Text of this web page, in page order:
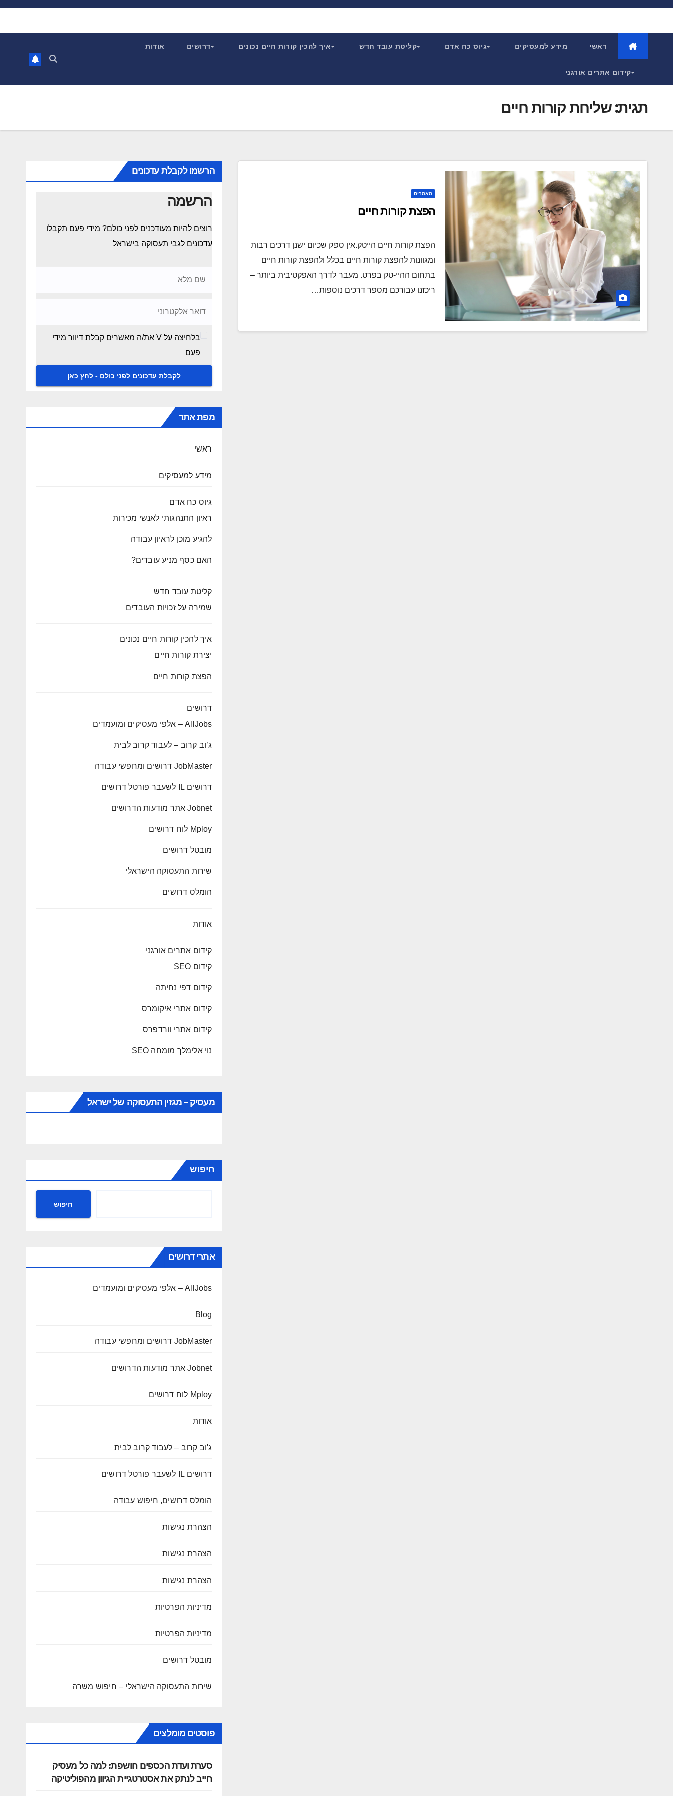
Skip
ראשי מידע למעסיקים גיוס כח אדם קליטת עובד חדש איך להכין קורות חיים נכונים דרושים אודות
קידום אתרים אורגני
תגית:שליחת קורות חיים
מאמרים
הפצת קורות חיים
הפצת קורות חיים הייטק.אין ספק שכיום ישנן דרכים רבות
ומגוונות להפצת קורות חיים בכלל ולהפצת קורות חיים
בתחום ההיי-טק בפרט. מעבר לדרך האפקטיבית ביותר –
ריכזנו עבורכם מספר דרכים נוספות…
הרשמו לקבלת עדכונים
הרשמה
רוצים להיות מעודכנים לפני כולם? מידי פעם תקבלו
עדכונים לגבי תעסוקה בישראל
בלחיצה על V את/ה מאשרים קבלת דיוור מידי
פעם
מפת אתר
ראשי
מידע למעסיקים
גיוס כח אדם
ראיון התנהגותי לאנשי מכירות
להגיע מוכן לראיון עבודה
האם כסף מניע עובדים?
קליטת עובד חדש
שמירה על זכויות העובדים
איך להכין קורות חיים נכונים
יצירת קורות חיים
הפצת קורות חיים
דרושים
AllJobs – אלפי מעסיקים ומועמדים
ג’וב קרוב – לעבוד קרוב לבית
JobMaster דרושים ומחפשי עבודה
דרושים IL לשעבר פורטל דרושים
Jobnet אתר מודעות הדרושים
Mploy לוח דרושים
מובטל דרושים
שירות התעסוקה הישראלי
הומלס דרושים
אודות
קידום אתרים אורגני
קידום SEO
קידום דפי נחיתה
קידום אתרי איקומרס
קידום אתרי וורדפרס
נוי אלימלך מומחה SEO
מעסיק – מגזין התעסוקה של ישראל
חיפוש
חיפוש
אתרי דרושים
AllJobs – אלפי מעסיקים ומועמדים
Blog
JobMaster דרושים ומחפשי עבודה
Jobnet אתר מודעות הדרושים
Mploy לוח דרושים
אודות
ג'וב קרוב – לעבוד קרוב לבית
דרושים IL לשעבר פורטל דרושים
הומלס דרושים, חיפוש עבודה
הצהרת נגישות
הצהרת נגישות
הצהרת נגישות
מדיניות הפרטיות
מדיניות הפרטיות
מובטל דרושים
שירות התעסוקה הישראלי – חיפוש משרה
פוסטים מומלצים
סערת ועדת הכספים חושפת: למה כל מעסיק
חייב לנתק את אסטרטגיית הגיוון מהפוליטיקה